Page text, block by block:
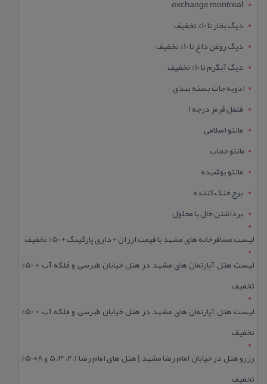
exchange montreal
دیگ بخار تا 10% تخفیف
دیگ روغن داغ تا 10% تخفیف
دیگ آبگرم تا 10% تخفیف
ادویه جات بسته بندی
فلفل قرمز درجه 1
مانتو اسلامی
مانتو حجاب
مانتو پوشیده
برج خنک کننده
برداشتن خال با محلول
لیست مسافرخانه های مشهد با قیمت ارزان + داری پارکینگ + 50% تخفیف
لیست هتل آپارتمان های مشهد در هتل خیابان طبرسی و فلکه آب + 50%
تخفیف
لیست هتل آپارتمان های مشهد در هتل خیابان طبرسی و فلکه آب + 50%
تخفیف
رزرو هتل در خیابان امام رضا مشهد | هتل‌ های امام رضا 1، 2، 3، 5 و 8+50%
تخفیف